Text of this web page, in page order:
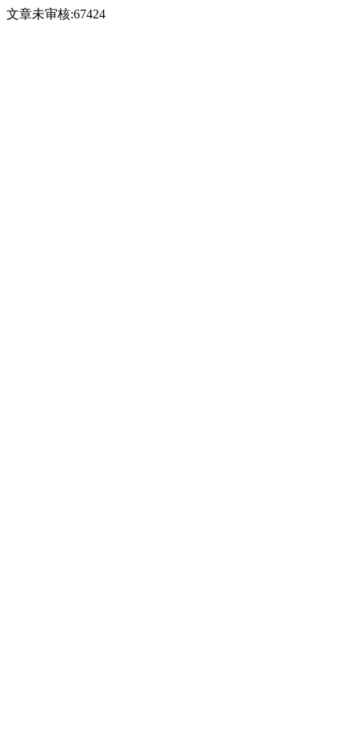
文章未审核:67424